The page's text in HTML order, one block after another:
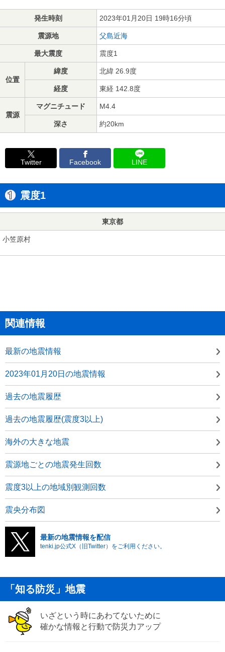
発生時刻 2023年01月20日 19時16分頃
震源地 父島近海
最大震度 震度1
位置
緯度 北緯 26.9度
経度 東経 142.8度
震源
マグニチュード M4.4
深さ 約20km
Twitter Facebook LINE
震度1
東京都
小笠原村
関連情報
最新の地震情報
2023年01月20日の地震情報
過去の地震履歴
過去の地震履歴(震度3以上)
海外の大きな地震
震源地ごとの地震発生回数
震度3以上の地域別観測回数
震央分布図
最新の地震情報を配信
tenki.jp公式X（旧Twitter）をご利用ください。
「知る防災」地震
いざという時にあわてないために
確かな情報と行動で防災力アップ